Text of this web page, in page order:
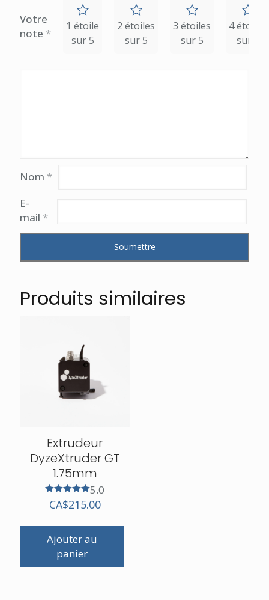
Votre
note *
1 étoile
sur 5
2 étoiles
sur 5
3 étoiles
sur 5
4 étoiles
sur 5
Nom *
E-
mail *
Produits similaires
Extrudeur
DyzeXtruder GT
1.75mm
Note
5.00
5.0
CA$215.00
Ajouter au
panier